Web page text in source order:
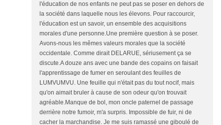
l'éducation de nos enfants ne peut pas se poser en dehors de
la société dans laquelle nous les élevons. Pour raccourcir,
l'éducation est un savoir, un ensemble des acquisitions
morales d'une personne.Une première question à se poser.
Avons-nous les mêmes valeurs morales que la société
occidentale. Comme dirait DELARUE, sériusement ça se
discute.A douze ans avec une bande des copains on faisait
l'apprentissage de fumer en seroulant des feuilles de
LUMVUMVU. Une feuille qui n'était pas du tout nocif, mais
qu'on aimait bruler à cause de son odeur qu'on trouvait
agréable.Manque de bol, mon oncle paternel de passage
derrière notre fumoir, m'a surpris. Impossible de fuir, ni de
cacher la marchandise. Je me suis ramassé une giboulé de